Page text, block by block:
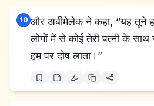
10 और अबीमेलेक ने कहा, “यह तूने
लोगों में से कोई तेरी पत्नी के
हम पर दोष लाता।”